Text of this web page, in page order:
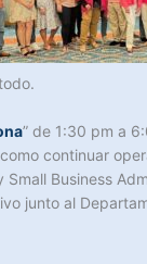
” de 1:30 pm a
continuar
Business
junto al